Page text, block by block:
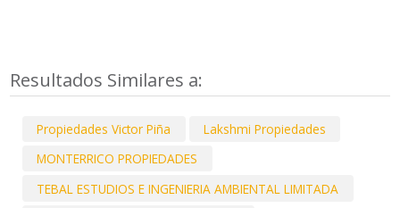
Resultados Similares a:
Propiedades Victor Piña
Lakshmi Propiedades
MONTERRICO PROPIEDADES
TEBAL ESTUDIOS E INGENIERIA AMBIENTAL LIMITADA